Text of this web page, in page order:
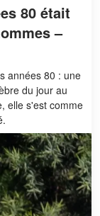
80 était
–
années 80 : une
du jour au
elle s'est comme